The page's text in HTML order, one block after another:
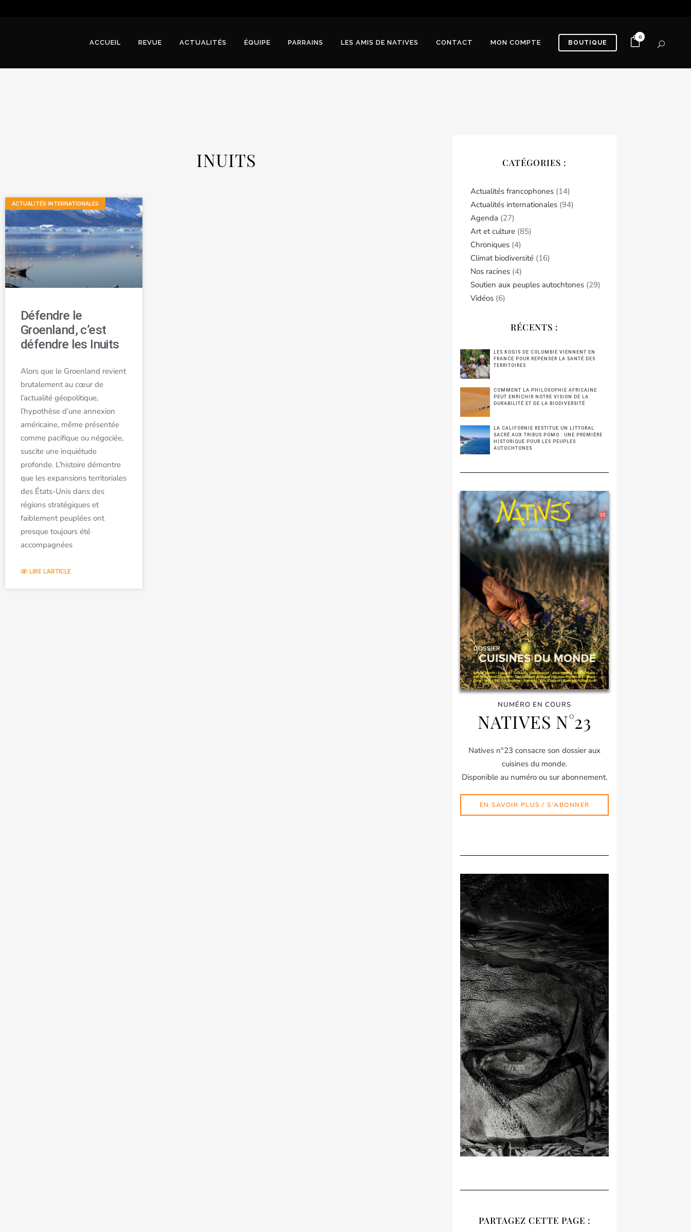
BOUTIQUE
0
ACCUEIL REVUE ACTUALITÉS ÉQUIPE PARRAINS LES AMIS DE NATIVES CONTACT MON COMPTE
INUITS
ACTUALITÉS INTERNATIONALES
Défendre le
Groenland, c’est
défendre les Inuits
Alors que le Groenland revient
brutalement au cœur de
l’actualité géopolitique,
l’hypothèse d’une annexion
américaine, même présentée
comme pacifique ou négociée,
suscite une inquiétude
profonde. L’histoire démontre
que les expansions territoriales
des États-Unis dans des
régions stratégiques et
faiblement peuplées ont
presque toujours été
accompagnées
LIRE L'ARTICLE
CATÉGORIES :
Actualités francophones (14)
Actualités internationales (94)
Agenda (27)
Art et culture (85)
Chroniques (4)
Climat biodiversité (16)
Nos racines (4)
Soutien aux peuples autochtones (29)
Vidéos (6)
RÉCENTS :
LES KOGIS DE COLOMBIE VIENNENT EN
FRANCE POUR REPENSER LA SANTÉ DES
TERRITOIRES
COMMENT LA PHILOSOPHIE AFRICAINE
PEUT ENRICHIR NOTRE VISION DE LA
DURABILITÉ ET DE LA BIODIVERSITÉ
LA CALIFORNIE RESTITUE UN LITTORAL
SACRÉ AUX TRIBUS POMO : UNE PREMIÈRE
HISTORIQUE POUR LES PEUPLES
AUTOCHTONES
NUMÉRO EN COURS
NATIVES N°23
Natives n°23 consacre son dossier aux
cuisines du monde.
Disponible au numéro ou sur abonnement.
EN SAVOIR PLUS / S'ABONNER
PARTAGEZ CETTE PAGE :